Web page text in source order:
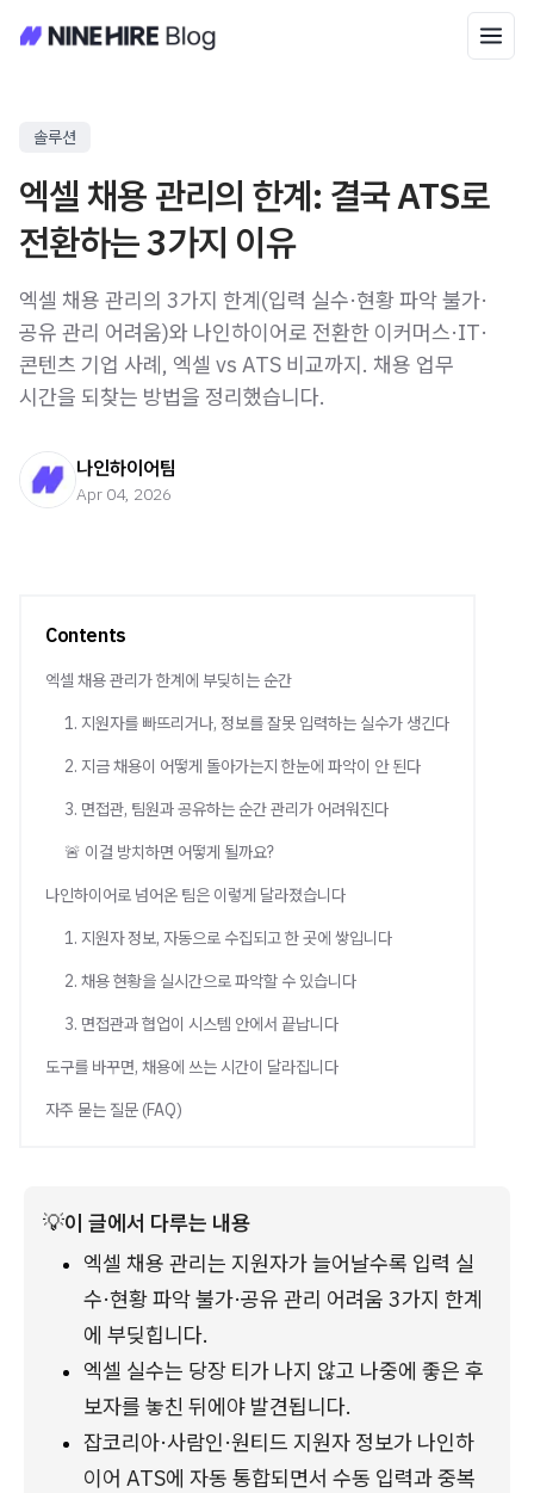
솔루션
엑셀 채용 관리의 한계: 결국 ATS로
전환하는 3가지 이유
엑셀 채용 관리의 3가지 한계(입력 실수·현황 파악 불가·
공유 관리 어려움)와 나인하이어로 전환한 이커머스·IT·
콘텐츠 기업 사례, 엑셀 vs ATS 비교까지. 채용 업무
시간을 되찾는 방법을 정리했습니다.
나인하이어팀
Apr 04, 2026
Contents
엑셀 채용 관리가 한계에 부딪히는 순간
1. 지원자를 빠뜨리거나, 정보를 잘못 입력하는 실수가 생긴다
2. 지금 채용이 어떻게 돌아가는지 한눈에 파악이 안 된다
3. 면접관, 팀원과 공유하는 순간 관리가 어려워진다
🚨 이걸 방치하면 어떻게 될까요?
나인하이어로 넘어온 팀은 이렇게 달라졌습니다
1. 지원자 정보, 자동으로 수집되고 한 곳에 쌓입니다
2. 채용 현황을 실시간으로 파악할 수 있습니다
3. 면접관과 협업이 시스템 안에서 끝납니다
도구를 바꾸면, 채용에 쓰는 시간이 달라집니다
자주 묻는 질문 (FAQ)
💡이 글에서 다루는 내용
엑셀 채용 관리는 지원자가 늘어날수록 입력 실
수·현황 파악 불가·공유 관리 어려움 3가지 한계
에 부딪힙니다.
엑셀 실수는 당장 티가 나지 않고 나중에 좋은 후
보자를 놓친 뒤에야 발견됩니다.
잡코리아·사람인·원티드 지원자 정보가 나인하
이어 ATS에 자동 통합되면서 수동 입력과 중복